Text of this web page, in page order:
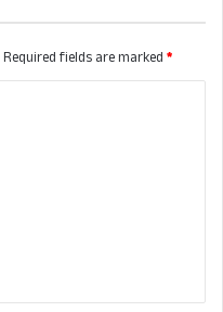
Required fields are marked *